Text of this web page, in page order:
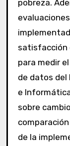
pobreza.
satisfacción
para medir
de datos
e
sobre
de la